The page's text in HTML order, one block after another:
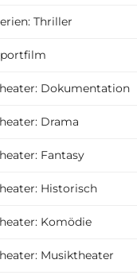
Thriller
Dokumentation
Drama
Fantasy
Historisch
Komödie
Musiktheater